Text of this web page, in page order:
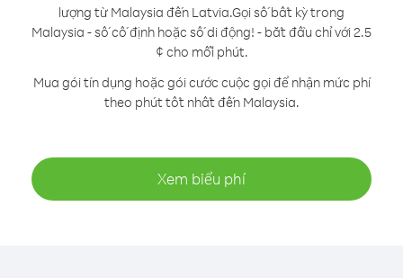
lượng từ Malaysia đến Latvia.Gọi số bất kỳ trong
Malaysia - số cố định hoặc số di động! - bắt đầu chỉ với 2.5
¢ cho mỗi phút.
Mua gói tín dụng hoặc gói cước cuộc gọi để nhận mức phí
theo phút tốt nhất đến Malaysia.
Xem biểu phí